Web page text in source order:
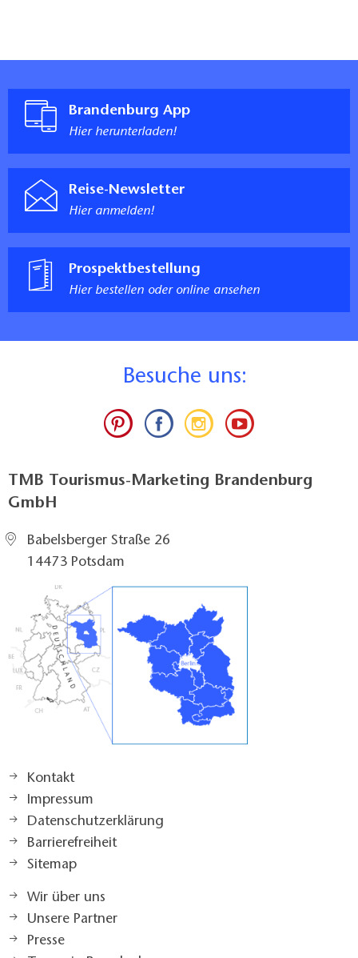
Brandenburg App
Hier herunterladen!
Reise-Newsletter
Hier anmelden!
Prospektbestellung
Hier bestellen oder online ansehen
Besuche uns:
TMB Tourismus-Marketing Brandenburg
GmbH
Babelsberger Straße 26
14473 Potsdam
Kontakt
Impressum
Datenschutzerklärung
Barrierefreiheit
Sitemap
Wir über uns
Unsere Partner
Presse